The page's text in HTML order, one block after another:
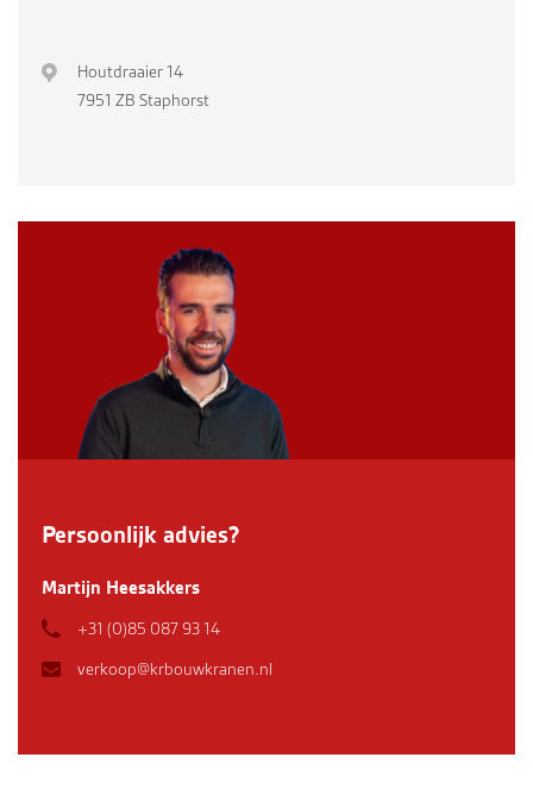
Houtdraaier 14
7951 ZB Staphorst
Persoonlijk advies?
Martijn Heesakkers
+31 (0)85 087 93 14
verkoop@krbouwkranen.nl